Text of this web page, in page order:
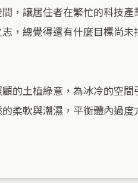
，讓居住者在繁忙的科技
，總覺得還有什麼目標尚
的土植綠意，為冰冷的空
柔軟與潮濕，平衡體內過